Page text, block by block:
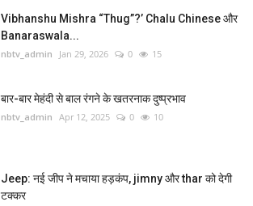
Vibhanshu Mishra “Thug”?’ Chalu Chinese और
Banaraswala...
nbtv_admin Jan 29, 2026 0 15
बार-बार मेहंदी से बाल रंगने के खतरनाक दुष्प्रभाव
nbtv_admin Apr 12, 2025 0 10
Jeep: नई जीप ने मचाया हड़कंप, jimny और thar को देगी
टक्कर